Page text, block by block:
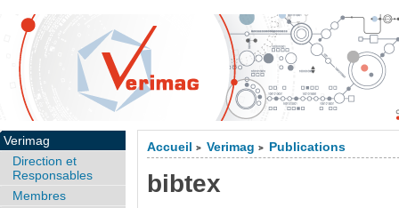
Accueil > Verimag > Publications
bibtex
Verimag
Direction et
Responsables
Membres